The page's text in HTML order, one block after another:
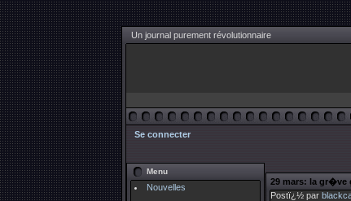
Un journal purement révolutionnaire
Se connecter
Menu
Nouvelles
29 mars: la
Postï¿½ par